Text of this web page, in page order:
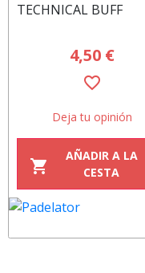
TECHNICAL BUFF
4,50 €
favorite_border
Deja tu opinión
shopping_cart
AÑADIR A LA
CESTA